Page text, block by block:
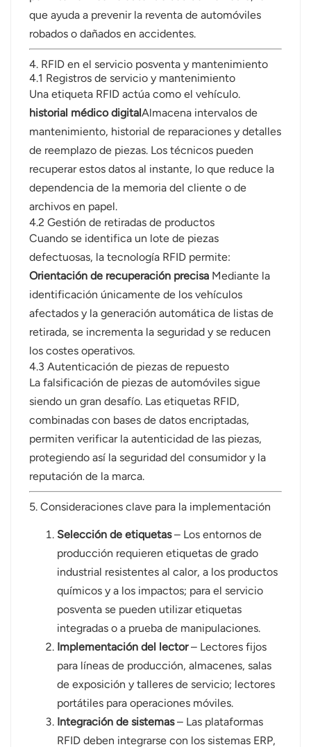
que ayuda a prevenir la reventa de automóviles
robados o dañados en accidentes.
4. RFID en el servicio posventa y mantenimiento
4.1 Registros de servicio y mantenimiento
Una etiqueta RFID actúa como el vehículo.
historial médico digitalAlmacena intervalos de
mantenimiento, historial de reparaciones y detalles
de reemplazo de piezas. Los técnicos pueden
recuperar estos datos al instante, lo que reduce la
dependencia de la memoria del cliente o de
archivos en papel.
4.2 Gestión de retiradas de productos
Cuando se identifica un lote de piezas
defectuosas, la tecnología RFID permite:
Orientación de recuperación precisa Mediante la
identificación únicamente de los vehículos
afectados y la generación automática de listas de
retirada, se incrementa la seguridad y se reducen
los costes operativos.
4.3 Autenticación de piezas de repuesto
La falsificación de piezas de automóviles sigue
siendo un gran desafío. Las etiquetas RFID,
combinadas con bases de datos encriptadas,
permiten verificar la autenticidad de las piezas,
protegiendo así la seguridad del consumidor y la
reputación de la marca.
5. Consideraciones clave para la implementación
Selección de etiquetas– Los entornos de
producción requieren etiquetas de grado
industrial resistentes al calor, a los productos
químicos y a los impactos; para el servicio
posventa se pueden utilizar etiquetas
integradas o a prueba de manipulaciones.
Implementación del lector– Lectores fijos
para líneas de producción, almacenes, salas
de exposición y talleres de servicio; lectores
portátiles para operaciones móviles.
Integración de sistemas– Las plataformas
RFID deben integrarse con los sistemas ERP,